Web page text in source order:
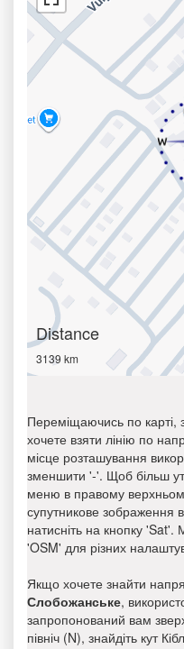
Distance
3139 km
Переміщаючись по карті,
хочете взяти лінію по
місце розташування
зменшити '-'. Щоб більш
меню в правому
супутникове зображення
натисніть на кнопку
'OSM' для різних
Якщо хочете знайти
Слобожанське,
запропонований вам
північ (N), знайдіть кут